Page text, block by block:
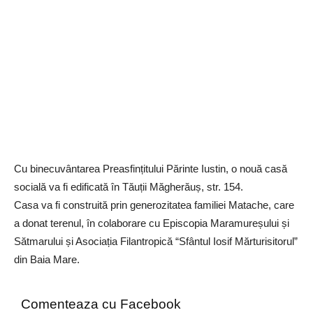
Cu binecuvântarea Preasfințitului Părinte Iustin, o nouă casă
socială va fi edificată în Tăuții Măgherăuș, str. 154.
Casa va fi construită prin generozitatea familiei Matache, care
a donat terenul, în colaborare cu Episcopia Maramureșului și
Sătmarului și Asociația Filantropică “Sfântul Iosif Mărturisitorul”
din Baia Mare.
Comenteaza cu Facebook